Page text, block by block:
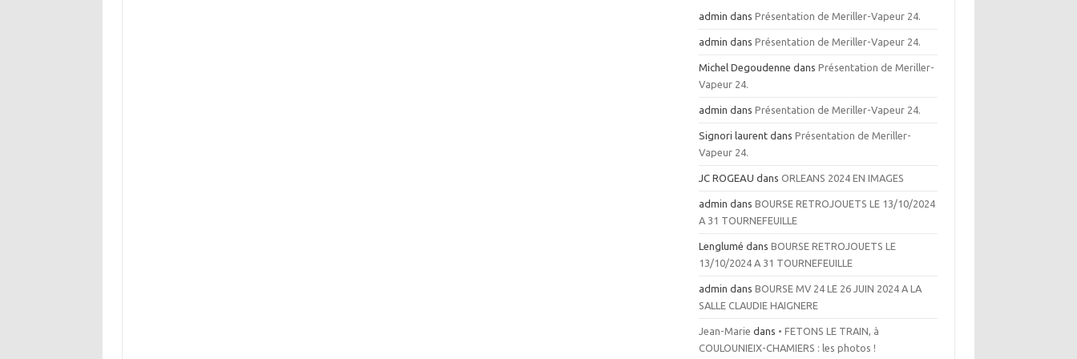
admin dansPrésentation de Meriller-Vapeur 24.
admin dansPrésentation de Meriller-Vapeur 24.
Michel Degoudenne dansPrésentation de Meriller-
Vapeur 24.
admin dansPrésentation de Meriller-Vapeur 24.
Signori laurent dansPrésentation de Meriller-
Vapeur 24.
JC ROGEAU dansORLEANS 2024 EN IMAGES
admin dansBOURSE RETROJOUETS LE 13/10/2024
A 31 TOURNEFEUILLE
Lenglumé dansBOURSE RETROJOUETS LE
13/10/2024 A 31 TOURNEFEUILLE
admin dansBOURSE MV 24 LE 26 JUIN 2024 A LA
SALLE CLAUDIE HAIGNERE
Jean-Marie dans • FETONS LE TRAIN, à
COULOUNIEIX-CHAMIERS : les photos !